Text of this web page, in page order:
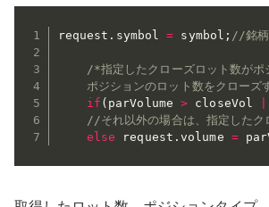
request . symbol = symbol ; //銘柄
/*指定したクローズロット数がポ
ポジションのロット数をクロー
if ( parVolume > closeVol
//それ以外の場合は、指定したク
else request .volume =